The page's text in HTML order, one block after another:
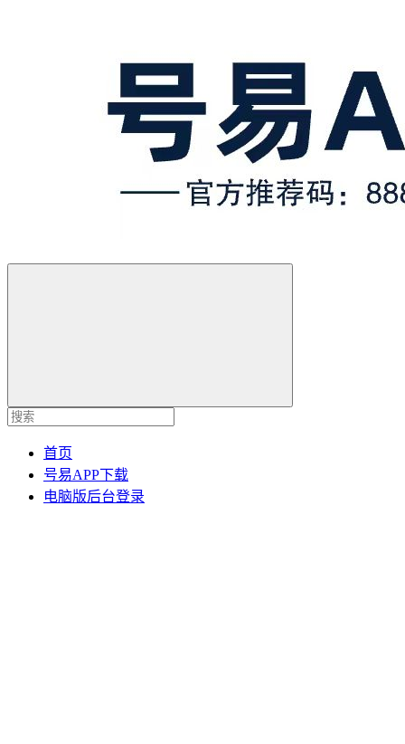
首页
号易APP下载
电脑版后台登录